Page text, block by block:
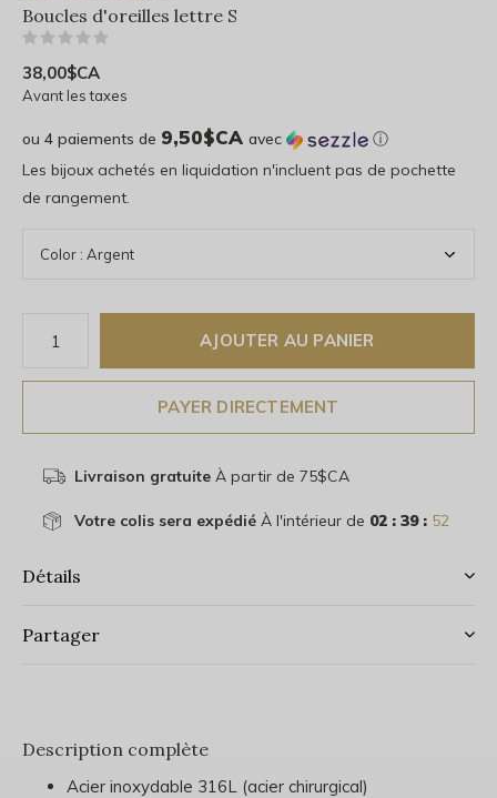
Boucles d'oreilles lettre S
38,00$CA
Avant les taxes
ou 4 paiements de 9,50$CA avec
ⓘ
Les bijoux achetés en liquidation n'incluent pas de pochette
de rangement.
AJOUTER AU PANIER
PAYER DIRECTEMENT
Livraison gratuiteÀ partir de 75$CA
Votre colis sera expédiéÀ l'intérieur de 02 : 39 : 52
Détails
Partager
Description complète
Acier inoxydable 316L (acier chirurgical)